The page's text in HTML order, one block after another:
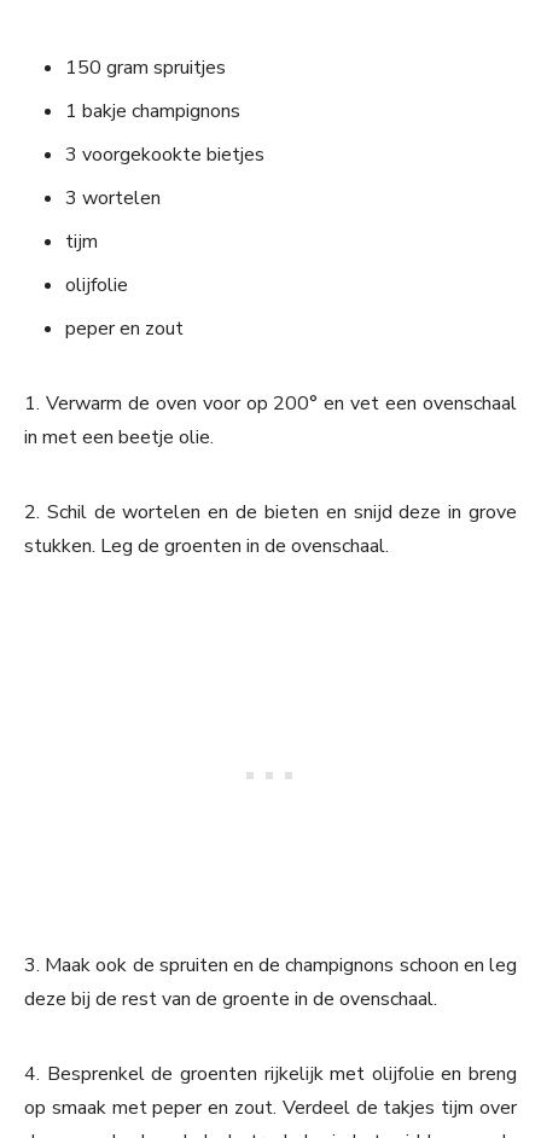
150 gram spruitjes
1 bakje champignons
3 voorgekookte bietjes
3 wortelen
tijm
olijfolie
peper en zout
1. Verwarm de oven voor op 200° en vet een ovenschaal
in met een beetje olie.
2. Schil de wortelen en de bieten en snijd deze in grove
stukken. Leg de groenten in de ovenschaal.
3. Maak ook de spruiten en de champignons schoon en leg
deze bij de rest van de groente in de ovenschaal.
4. Besprenkel de groenten rijkelijk met olijfolie en breng
op smaak met peper en zout. Verdeel de takjes tijm over